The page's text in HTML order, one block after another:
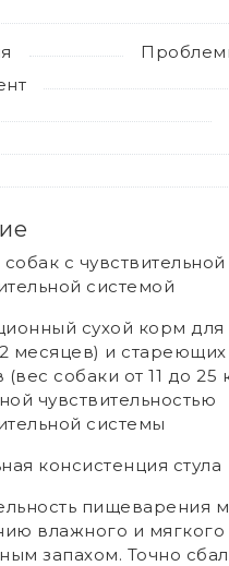
с чувствительной
системой
сухой корм для
месяцев) и
собаки от 11 до 25
чувствительностью
системы
консистенция стула
пищеварения
влажного и мягкого
запахом. Точно